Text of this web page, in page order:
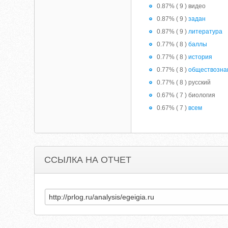
0.87% ( 9 ) видео
0.87% ( 9 )задан
0.87% ( 9 )литература
0.77% ( 8 )баллы
0.77% ( 8 )история
0.77% ( 8 )
0.77% ( 8 ) русский
0.67% ( 7 ) биология
0.67% ( 7 )всем
ССЫЛКА НА ОТЧЕТ